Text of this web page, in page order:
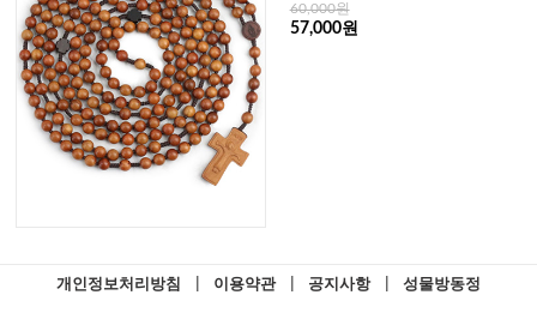
60,000원
57,000원
개인정보처리방침 이용약관 공지사항 성물방동정